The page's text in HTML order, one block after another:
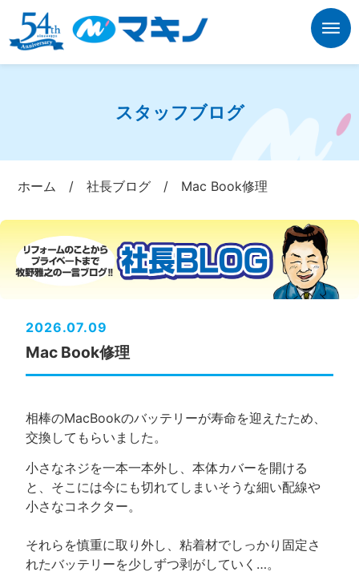
スタッフブログ
ホーム /社長ブログ / Mac Book修理
2026.07.09
Mac Book修理
相棒のMacBookのバッテリーが寿命を迎えたため、
交換してもらいました。
小さなネジを一本一本外し、本体カバーを開ける
と、そこには今にも切れてしまいそうな細い配線や
小さなコネクター。
それらを慎重に取り外し、粘着材でしっかり固定さ
れたバッテリーを少しずつ剥がしていく…。